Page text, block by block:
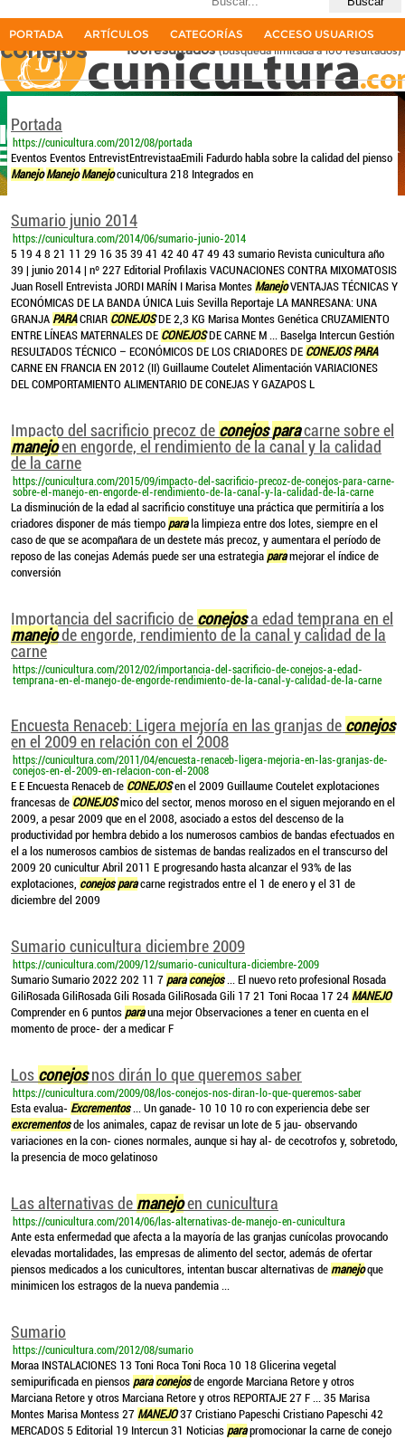
La primera revista del sector cunícola en español
PORTADA ARTÍCULOS CATEGORÍAS ACCESO USUARIOS
Manejo para los excrementos de los
conejos
100resultados(búsqueda limitada a 100 resultados)
Portada
https://cunicultura.com/2012/08/portada
Eventos Eventos EntrevistEntrevistaaEmili Fadurdo habla sobre la calidad del pienso
Manejo Manejo Manejocunicultura 218 Integrados en
Sumario junio 2014
https://cunicultura.com/2014/06/sumario-junio-2014
5 19 4 8 21 11 29 16 35 39 41 42 40 47 49 43 sumario Revista cunicultura año
39 | junio 2014 | nº 227 Editorial Profilaxis VACUNACIONES CONTRA MIXOMATOSIS
Juan Rosell Entrevista JORDI MARÍN I Marisa Montes ManejoVENTAJAS TÉCNICAS Y
ECONÓMICAS DE LA BANDA ÚNICA Luis Sevilla Reportaje LA MANRESANA: UNA
GRANJA PARACRIAR CONEJOSDE 2,3 KG Marisa Montes Genética CRUZAMIENTO
ENTRE LÍNEAS MATERNALES DE CONEJOSDE CARNE M ... Baselga Intercun Gestión
RESULTADOS TÉCNICO – ECONÓMICOS DE LOS CRIADORES DE CONEJOS PARA
CARNE EN FRANCIA EN 2012 (II) Guillaume Coutelet Alimentación VARIACIONES
DEL COMPORTAMIENTO ALIMENTARIO DE CONEJAS Y GAZAPOS L
Impacto del sacrificio precoz de conejos paracarne sobre el
manejoen engorde, el rendimiento de la canal y la calidad
de la carne
https://cunicultura.com/2015/09/impacto-del-sacrificio-precoz-de-conejos-para-carne-
sobre-el-manejo-en-engorde-el-rendimiento-de-la-canal-y-la-calidad-de-la-carne
La disminución de la edad al sacrificio constituye una práctica que permitiría a los
criadores disponer de más tiempo parala limpieza entre dos lotes, siempre en el
caso de que se acompañara de un destete más precoz, y aumentara el período de
reposo de las conejas Además puede ser una estrategia paramejorar el índice de
conversión
Importancia del sacrificio de conejosa edad temprana en el
manejode engorde, rendimiento de la canal y calidad de la
carne
https://cunicultura.com/2012/02/importancia-del-sacrificio-de-conejos-a-edad-
temprana-en-el-manejo-de-engorde-rendimiento-de-la-canal-y-calidad-de-la-carne
Encuesta Renaceb: Ligera mejoría en las granjas de conejos
en el 2009 en relación con el 2008
https://cunicultura.com/2011/04/encuesta-renaceb-ligera-mejoria-en-las-granjas-de-
conejos-en-el-2009-en-relacion-con-el-2008
E E Encuesta Renaceb de CONEJOSen el 2009 Guillaume Coutelet explotaciones
francesas de CONEJOSmico del sector, menos moroso en el siguen mejorando en el
2009, a pesar 2009 que en el 2008, asociado a estos del descenso de la
productividad por hembra debido a los numerosos cambios de bandas efectuados en
el a los numerosos cambios de sistemas de bandas realizados en el transcurso del
2009 20 cunicultur Abril 2011 E progresando hasta alcanzar el 93% de las
explotaciones, conejos paracarne registrados entre el 1 de enero y el 31 de
diciembre del 2009
Sumario cunicultura diciembre 2009
https://cunicultura.com/2009/12/sumario-cunicultura-diciembre-2009
Sumario Sumario 2022 202 11 7 para conejos... El nuevo reto profesional Rosada
GiliRosada GiliRosada Gili Rosada GiliRosada Gili 17 21 Toni Rocaa 17 24 MANEJO
Comprender en 6 puntos parauna mejor Observaciones a tener en cuenta en el
momento de proce- der a medicar F
Los conejosnos dirán lo que queremos saber
https://cunicultura.com/2009/08/los-conejos-nos-diran-lo-que-queremos-saber
Esta evalua- Excrementos... Un ganade- 10 10 10 ro con experiencia debe ser
excrementosde los animales, capaz de revisar un lote de 5 jau- observando
variaciones en la con- ciones normales, aunque si hay al- de cecotrofos y, sobretodo,
la presencia de moco gelatinoso
Las alternativas de manejoen cunicultura
https://cunicultura.com/2014/06/las-alternativas-de-manejo-en-cunicultura
Ante esta enfermedad que afecta a la mayoría de las granjas cunícolas provocando
elevadas mortalidades, las empresas de alimento del sector, además de ofertar
piensos medicados a los cunicultores, intentan buscar alternativas de manejoque
minimicen los estragos de la nueva pandemia ...
Sumario
https://cunicultura.com/2012/08/sumario
Moraa INSTALACIONES 13 Toni Roca Toni Roca 10 18 Glicerina vegetal
semipurificada en piensos para conejosde engorde Marciana Retore y otros
Marciana Retore y otros Marciana Retore y otros REPORTAJE 27 F ... 35 Marisa
Montes Marisa Montess 27 MANEJO37 Cristiano Papeschi Cristiano Papeschi 42
MERCADOS 5 Editorial 19 Intercun 31 Noticias parapromocionar la carne de conejo